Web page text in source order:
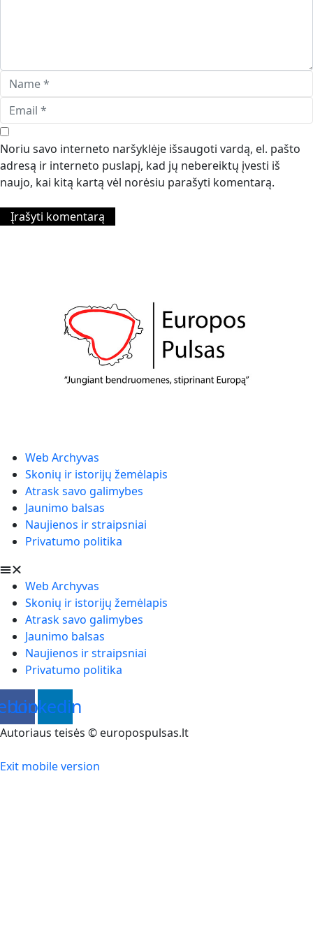
Noriu savo interneto naršyklėje išsaugoti vardą, el. pašto
adresą ir interneto puslapį, kad jų nebereiktų įvesti iš
naujo, kai kitą kartą vėl norėsiu parašyti komentarą.
Web Archyvas
Skonių ir istorijų žemėlapis
Atrask savo galimybes
Jaunimo balsas
Naujienos ir straipsniai
Privatumo politika
Web Archyvas
Skonių ir istorijų žemėlapis
Atrask savo galimybes
Jaunimo balsas
Naujienos ir straipsniai
Privatumo politika
Linkedin
Autoriaus teisės © europospulsas.lt
Exit mobile version